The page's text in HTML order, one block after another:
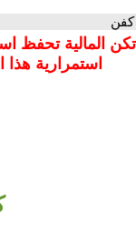
المالية تحفظ
استمرارية هذا